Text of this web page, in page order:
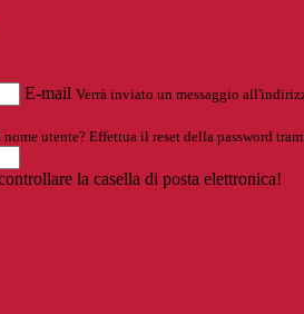
E-mail Verrà inviato un messaggio
utente? Effettua il reset della password
la casella di posta elettronica!